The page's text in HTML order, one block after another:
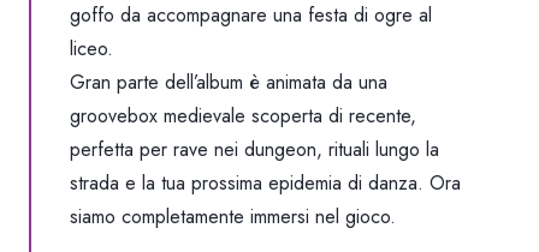
goffo da accompagnare una festa di ogre al
liceo.
Gran parte dell’album è animata da una
groovebox medievale scoperta di recente,
perfetta per rave nei dungeon, rituali lungo la
strada e la tua prossima epidemia di danza. Ora
siamo completamente immersi nel gioco.